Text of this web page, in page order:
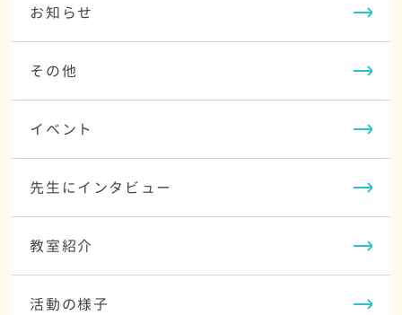
お知らせ
その他
イベント
先生にインタビュー
教室紹介
活動の様子